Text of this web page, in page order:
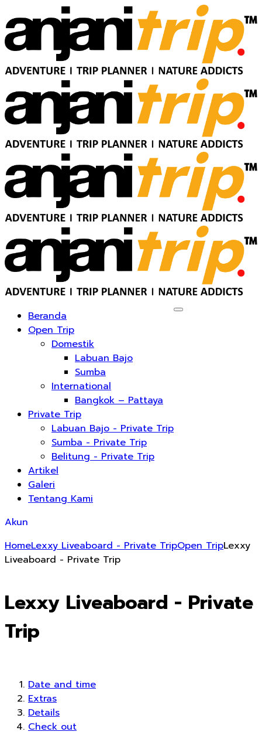
Beranda
Open Trip
Domestik
Labuan Bajo
Sumba
International
Bangkok – Pattaya
Private Trip
Labuan Bajo - Private Trip
Sumba - Private Trip
Belitung - Private Trip
Artikel
Galeri
Tentang Kami
Akun
HomeLexxy Liveaboard - Private TripOpen TripLexxy
Liveaboard - Private Trip
Lexxy Liveaboard - Private
Trip
Date and time
Extras
Details
Check out